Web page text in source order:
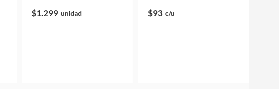
$1.299 unidad $93 c/u